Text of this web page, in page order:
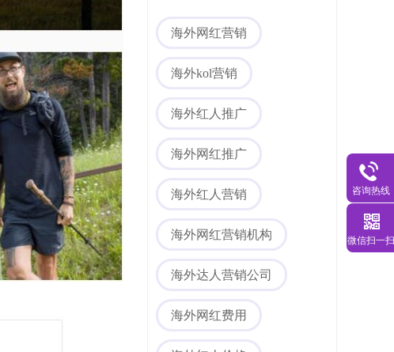
海外网红营销
海外网红营销
海外kol营销
海外红人推广
海外网红推广
海外红人营销
海外网红营销机构
海外达人营销公司
海外网红费用
咨询热线
微信扫一扫